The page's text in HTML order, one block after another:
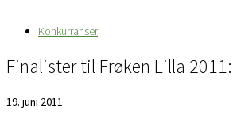
Konkurranser
Finalister til Frøken Lilla 2011:
19. juni 2011